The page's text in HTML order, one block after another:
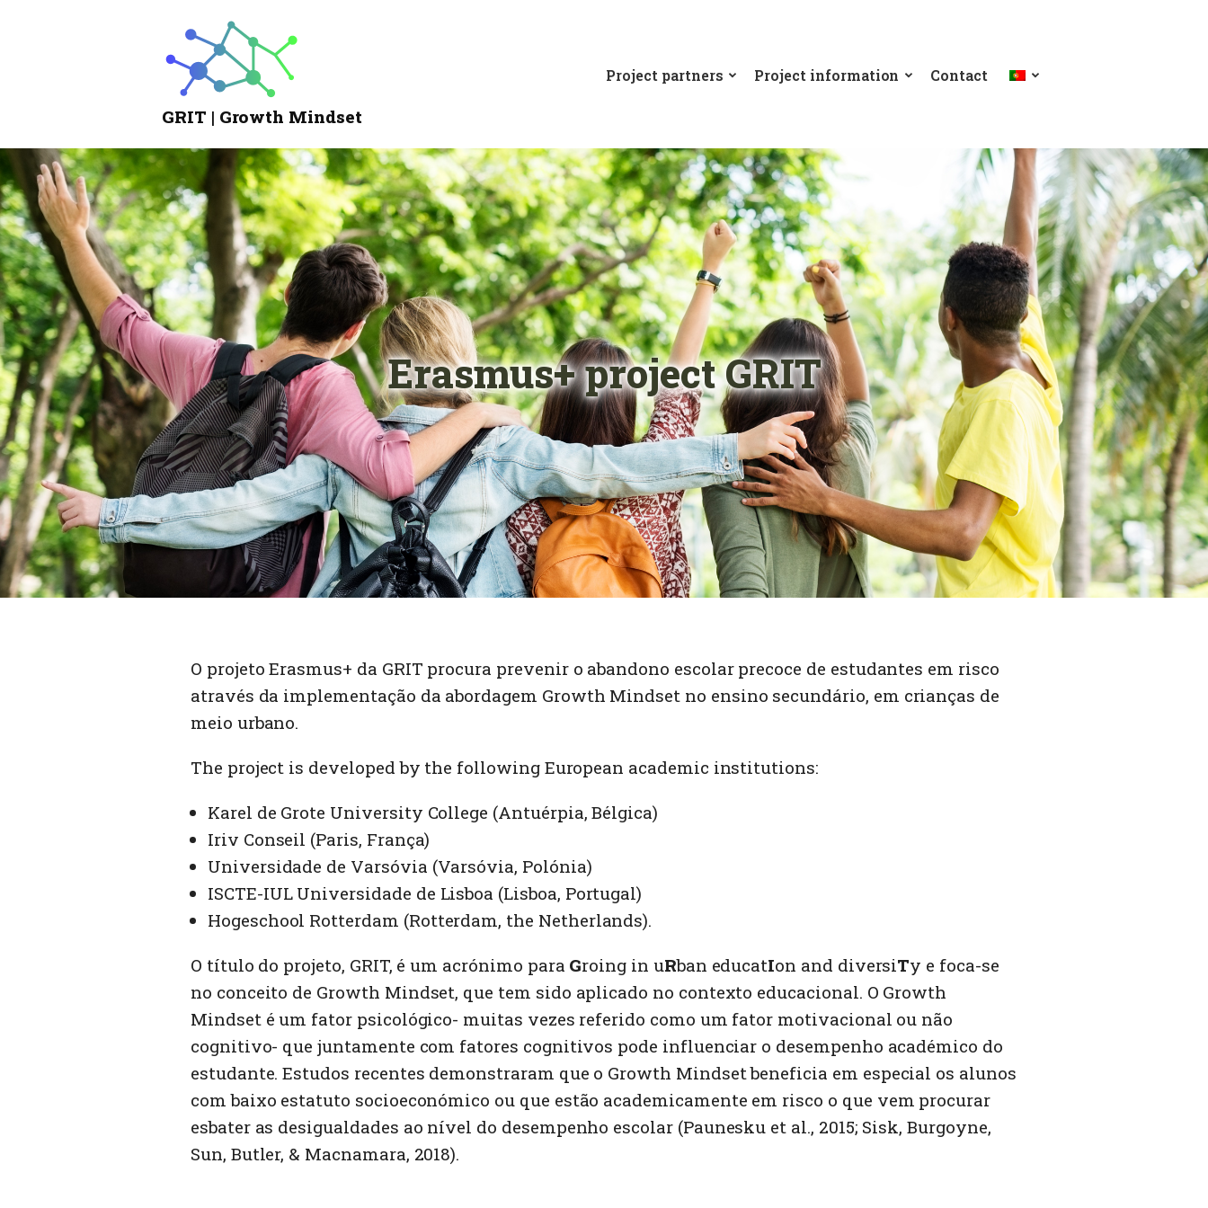
GRIT | Growth Mindset
Growth
Mindset
Project partners Project information Contact
Erasmus+ project GRIT
O projeto Erasmus+ da GRIT procura prevenir o abandono escolar precoce de estudantes em risco
através da implementação da abordagem Growth Mindset no ensino secundário, em crianças de
meio urbano.
The project is developed by the following European academic institutions:
Karel de Grote University College (Antuérpia, Bélgica)
Iriv Conseil (Paris, França)
Universidade de Varsóvia (Varsóvia, Polónia)
ISCTE-IUL Universidade de Lisboa (Lisboa, Portugal)
Hogeschool Rotterdam (Rotterdam, the Netherlands).
O título do projeto, GRIT, é um acrónimo para Groing in uRban educatIon and diversiTy e foca-se
no conceito de Growth Mindset, que tem sido aplicado no contexto educacional. O Growth
Mindset é um fator psicológico- muitas vezes referido como um fator motivacional ou não
cognitivo- que juntamente com fatores cognitivos pode influenciar o desempenho académico do
estudante. Estudos recentes demonstraram que o Growth Mindset beneficia em especial os alunos
com baixo estatuto socioeconómico ou que estão academicamente em risco o que vem procurar
esbater as desigualdades ao nível do desempenho escolar (Paunesku et al., 2015; Sisk, Burgoyne,
Sun, Butler, & Macnamara, 2018).